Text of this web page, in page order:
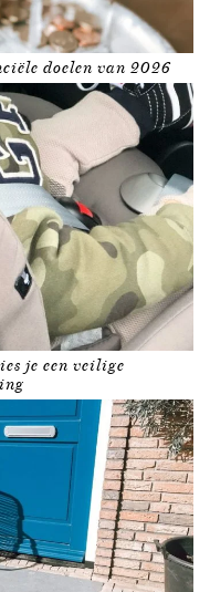
doelen van 2026
je een veilige